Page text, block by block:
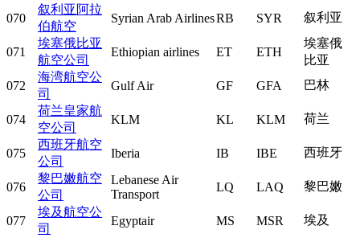
070
叙利亚阿拉
伯航空
Syrian Arab AirlinesRB SYR 叙利亚
071
埃塞俄比亚
航空公司
Ethiopian airlines ET ETH
埃塞俄
比亚
072
海湾航空公
司
Gulf Air GF GFA 巴林
074
荷兰皇家航
空公司
KLM KL KLM 荷兰
075
西班牙航空
公司
Iberia IB IBE 西班牙
076
黎巴嫩航空
公司
Lebanese Air
Transport
LQ LAQ 黎巴嫩
077
埃及航空公
司
Egyptair MS MSR 埃及